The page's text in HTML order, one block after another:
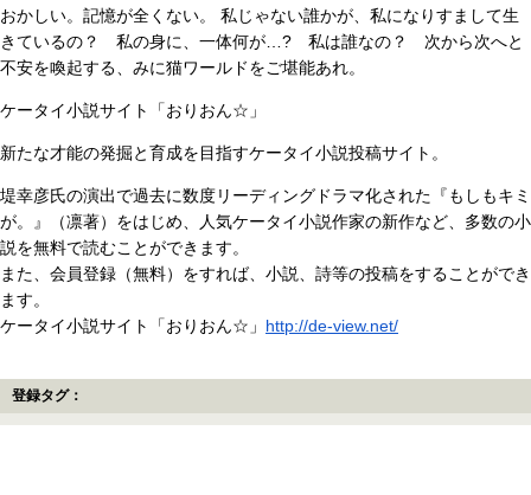
おかしい。記憶が全くない。 私じゃない誰かが、私になりすまして生
きているの？ 私の身に、一体何が…? 私は誰なの？ 次から次へと
不安を喚起する、みに猫ワールドをご堪能あれ。
ケータイ小説サイト「おりおん☆」
新たな才能の発掘と育成を目指すケータイ小説投稿サイト。
堤幸彦氏の演出で過去に数度リーディングドラマ化された『もしもキミ
が。』（凛著）をはじめ、人気ケータイ小説作家の新作など、多数の小
説を無料で読むことができます。
また、会員登録（無料）をすれば、小説、詩等の投稿をすることができ
ます。
ケータイ小説サイト「おりおん☆」 http://de-view.net/
登録タグ：